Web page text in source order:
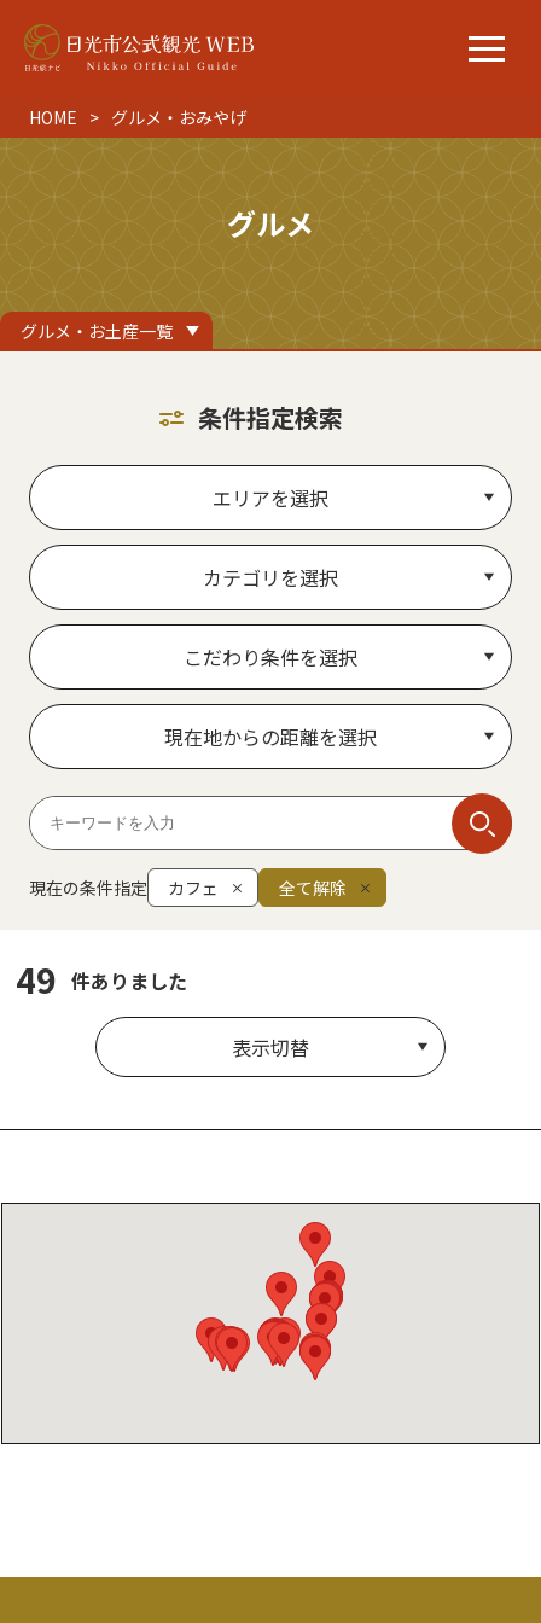
HOME グルメ・おみやげ
グルメ
グルメ・お土産一覧
条件指定検索
エリアを選択
カテゴリを選択
こだわり条件を選択
現在地からの距離を選択
現在の条件指定 カフェ 全て解除
49 件ありました
表示切替